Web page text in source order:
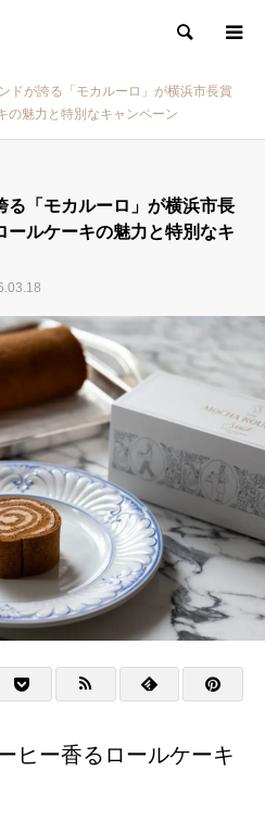
検索
ドが誇る「モカルーロ」が横浜市長賞
の魅力と特別なキャンペーン
る「モカルーロ」が横浜市長
ールケーキの魅力と特別なキ
ヒー香るロールケーキ